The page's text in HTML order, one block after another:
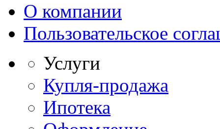
О компании
Пользовательское
Услуги
Купля-продажа
Ипотека